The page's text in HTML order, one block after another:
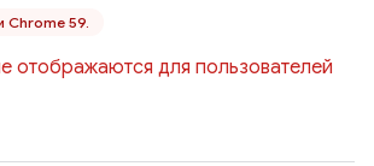
Chrome 59.
отображаются для пользователей